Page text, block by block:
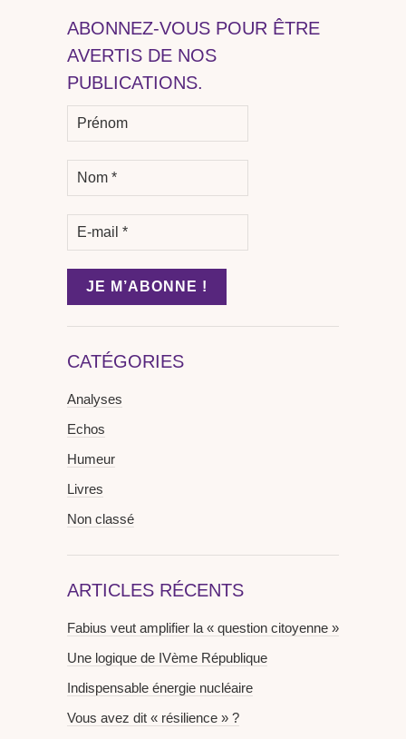
ABONNEZ-VOUS POUR ÊTRE
AVERTIS DE NOS
PUBLICATIONS.
CATÉGORIES
Analyses
Echos
Humeur
Livres
Non classé
ARTICLES RÉCENTS
Fabius veut amplifier la « question citoyenne »
Une logique de IVème République
Indispensable énergie nucléaire
Vous avez dit « résilience » ?